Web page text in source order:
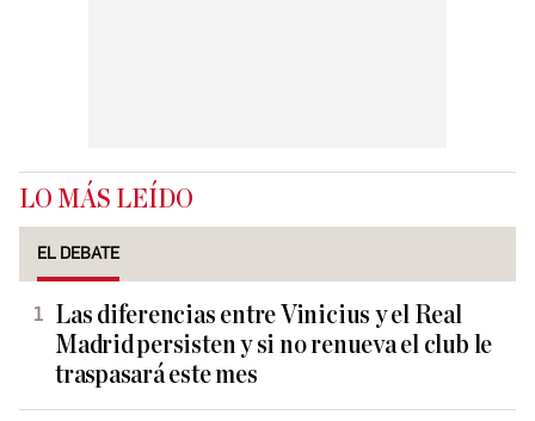
LO MÁS LEÍDO
EL DEBATE
Las diferencias entre Vinicius y el Real
Madrid persisten y si no renueva el club le
traspasará este mes